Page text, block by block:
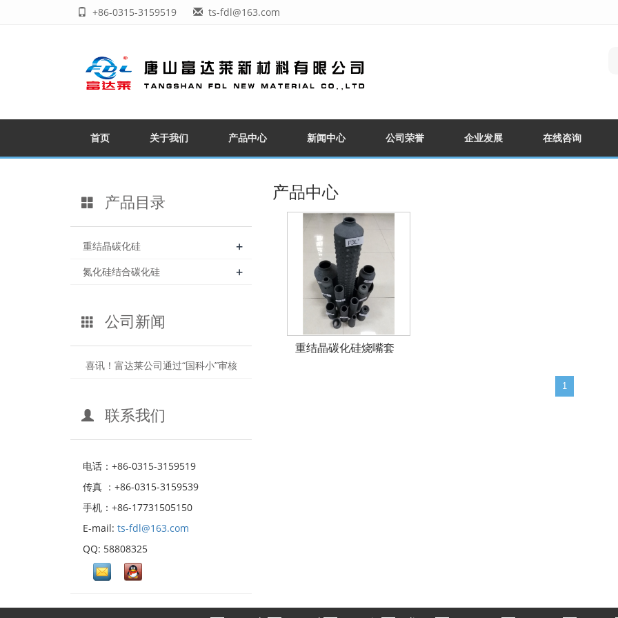
+86-0315-3159519 ts-fdl@163.com
首页 关于我们 产品中心 新闻中心 公司荣誉 企业发展 在线咨询
产品中心
重结晶碳化硅烧嘴套
1
产品目录
重结晶碳化硅 +
氮化硅结合碳化硅 +
公司新闻
喜讯！富达莱公司通过“国科小”审核
联系我们
电话：+86-0315-3159519
传真 ：+86-0315-3159539
手机：+86-17731505150
E-mail: ts-fdl@163.com
QQ: 58808325